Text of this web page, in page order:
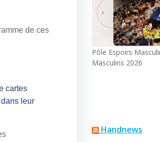
de ces
cartes
leur
Pôle Espoirs
Masculins 2026
Handnews